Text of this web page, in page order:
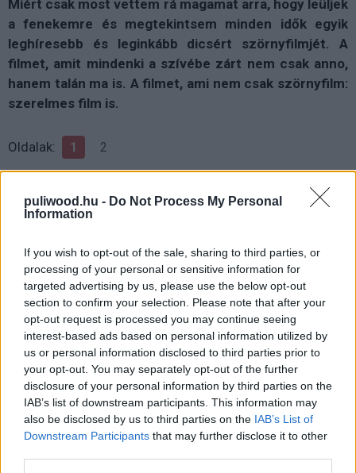
puliwood.hu - Do Not Process My Personal
Information
If you wish to opt-out of the sale, sharing to third parties, or
processing of your personal or sensitive information for
targeted advertising by us, please use the below opt-out
section to confirm your selection. Please note that after your
opt-out request is processed you may continue seeing
interest-based ads based on personal information utilized by
us or personal information disclosed to third parties prior to
your opt-out. You may separately opt-out of the further
disclosure of your personal information by third parties on the
IAB’s list of downstream participants. This information may
also be disclosed by us to third parties on the IAB’s List of
Downstream Participants that may further disclose it to other
Miért csak most vettem rá magamat arra, hogy leüljek
a fenekemre és megtekintsem minden idők egyik
leghíresebb és leginkább dicsért szörnyfilmjét. A
filmet, amit mindenki a szívébe zárt nem csak anno,
hanem talán ma is. A filmet, ami nem csak szörnyfilm:
szerelmes film is.
Oldalak: 1 2
Hozzászólások
LEGFRISSEBB PODCASTÜNK